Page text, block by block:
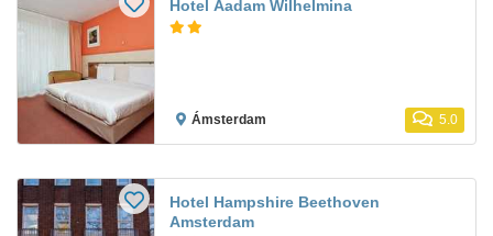
Hotel Aadam Wilhelmina
Ámsterdam 5.0
Hotel Hampshire Beethoven
Amsterdam